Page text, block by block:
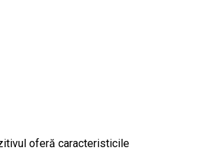
oferă caracteristicile